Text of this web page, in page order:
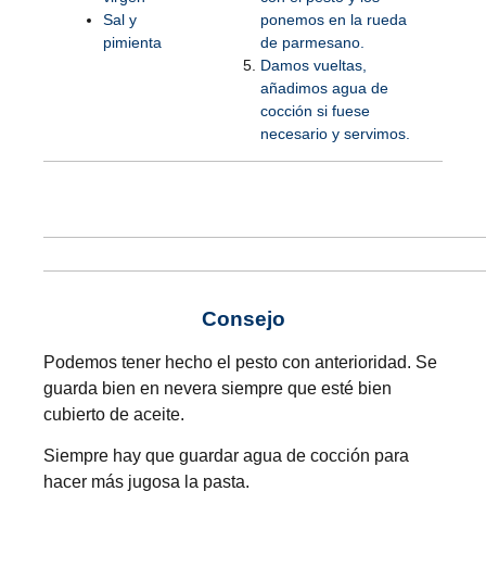
Sal y
pimienta
ponemos en la rueda
de parmesano.
Damos vueltas,
añadimos agua de
cocción si fuese
necesario y servimos.
Consejo
Podemos tener hecho el pesto con anterioridad. Se
guarda bien en nevera siempre que esté bien
cubierto de aceite.
Siempre hay que guardar agua de cocción para
hacer más jugosa la pasta.